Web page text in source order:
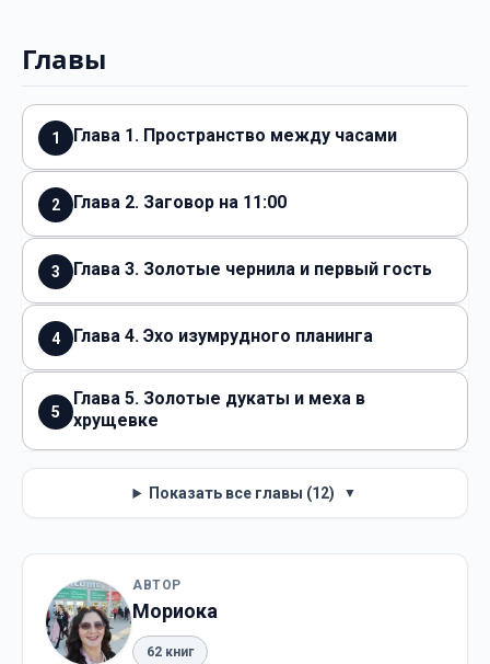
Главы
1 Глава 1. Пространство между часами
2 Глава 2. Заговор на 11:00
3 Глава 3. Золотые чернила и первый гость
4 Глава 4. Эхо изумрудного планинга
5
Глава 5. Золотые дукаты и меха в
хрущевке
Показать все главы (12) ▼
АВТОР
Мориока
62 книг